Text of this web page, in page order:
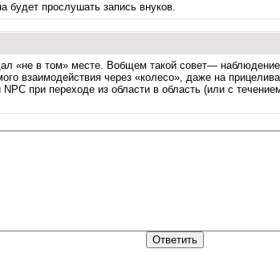
будет прослушать запись внуков.
«не в том» месте. Вобщем такой совет—
взаимодействия через «колесо», даже на
при переходе из области в область (или с